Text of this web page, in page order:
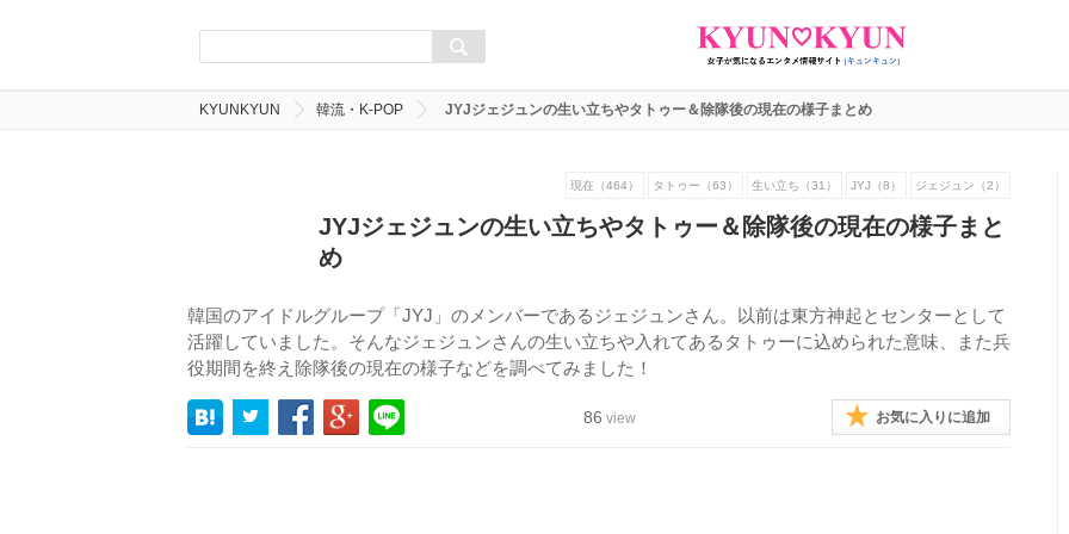
KYUNKYUN 韓流・K-POP JYJジェジュンの生い立ちやタトゥー＆除隊後の現在の様子まとめ
現在（464） タトゥー（63） 生い立ち（31） JYJ（8） ジェジュン（2）
JYJジェジュンの生い立ちやタトゥー＆除隊後の現在の様子まと
め
韓国のアイドルグループ「JYJ」のメンバーであるジェジュンさん。以前は東方神起とセンターとして
活躍していました。そんなジェジュンさんの生い立ちや入れてあるタトゥーに込められた意味、また兵
役期間を終え除隊後の現在の様子などを調べてみました！
86 view お気に入りに追加